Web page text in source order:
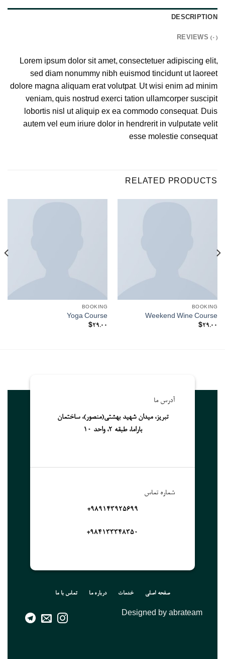
DESCRIPTION
REVIEWS (0)
Lorem ipsum dolor sit amet, consectetuer adipiscing elit,
sed diam nonummy nibh euismod tincidunt ut laoreet
dolore magna aliquam erat volutpat. Ut wisi enim ad minim
veniam, quis nostrud exerci tation ullamcorper suscipit
lobortis nisl ut aliquip ex ea commodo consequat. Duis
autem vel eum iriure dolor in hendrerit in vulputate velit
esse molestie consequat
RELATED PRODUCTS
BOOKING
Weekend Wine Course
$29.00
BOOKING
Yoga Course
$29.00
آدرس ما
تبریز، میدان شهید بهشتی(منصور)، ساختمان
باراما، طبقه 2، واحد 10
شماره تماس
989143925699+
۹۸۴۱۳۳۳۴۸۳۵۰+
Designed by abrateam
صفحه اصلی خدمات درباره ما تماس با ما